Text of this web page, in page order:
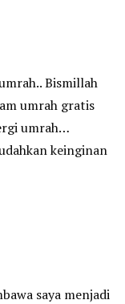
Bismillah
umrah gratis
umrah…
keinginan
saya menjadi